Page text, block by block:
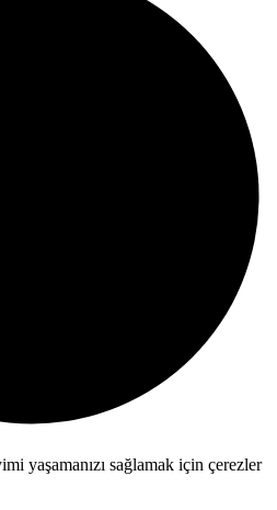
yaşamanızı sağlamak için çerezler